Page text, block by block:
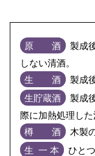
原 酒
製成
しない清酒。
生 酒
製成
生貯蔵酒
製成
際に加熱処理した
樽 酒
木製
生 一 本
ひと